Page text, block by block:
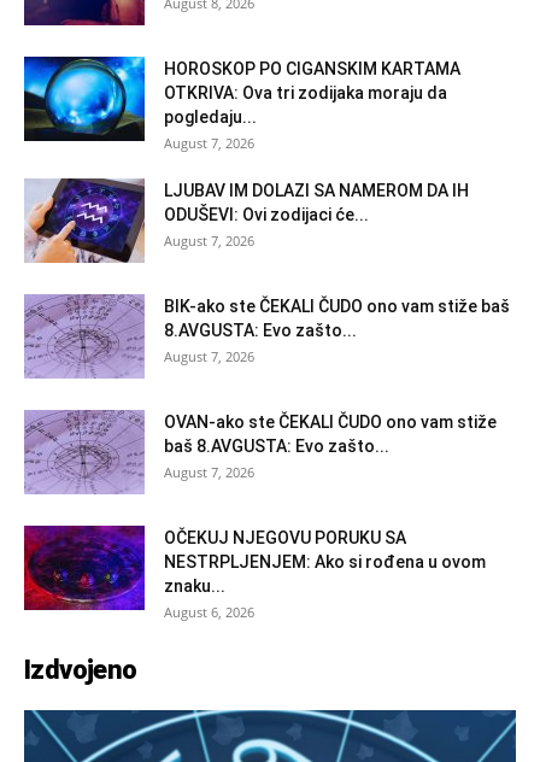
HOROSKOP PO CIGANSKIM KARTAMA
OTKRIVA: Ova tri zodijaka moraju da
pogledaju...
August 7, 2026
LJUBAV IM DOLAZI SA NAMEROM DA IH
ODUŠEVI: Ovi zodijaci će...
August 7, 2026
BIK-ako ste ČEKALI ČUDO ono vam stiže baš
8.AVGUSTA: Evo zašto...
August 7, 2026
OVAN-ako ste ČEKALI ČUDO ono vam stiže
baš 8.AVGUSTA: Evo zašto...
August 7, 2026
OČEKUJ NJEGOVU PORUKU SA
NESTRPLJENJEM: Ako si rođena u ovom
znaku...
August 6, 2026
Izdvojeno